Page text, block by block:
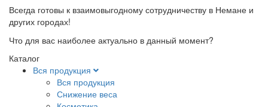
Всегда готовы к взаимовыгодному сотрудничеству в Немане и
других городах!
Что для вас наиболее актуально в данный момент?
Каталог
Вся продукция
Вся продукция
Снижение веса